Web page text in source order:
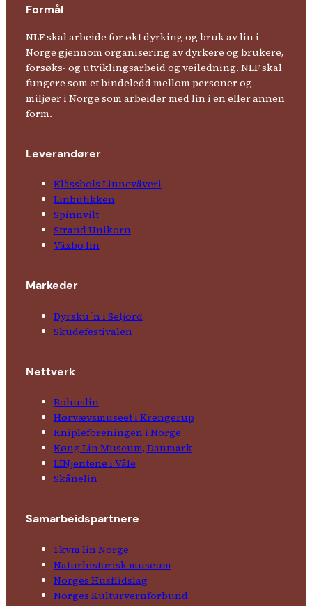
Formål
NLF skal arbeide for økt dyrking og bruk av lin i
Norge gjennom organisering av dyrkere og brukere,
forsøks- og utviklingsarbeid og veiledning. NLF skal
fungere som et bindeledd mellom personer og
miljøer i Norge som arbeider med lin i en eller annen
form.
Leverandører
Klässbols Linne­väveri
Linbutikken
Spinnvilt
Strand Unikorn
Växbo lin
Markeder
Dyrsku´n i Seljord
Skude­fes­tivalen
Nettverk
Bohuslin
Hørvævs­museet i Krengerup
Kniple­foreningen i Norge
Køng Lin Museum, Danmark
LINjentene i Våle
Skånelin
Samarbeids­partnere
1kvm lin Norge
Natur­his­torisk­ museum
Norges Husflids­lag
Norges Kultur­vern­forbund